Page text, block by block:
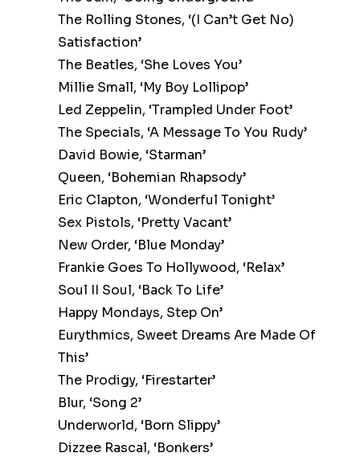
The Rolling Stones, ‘(I Can’t Get No)
Satisfaction’
The Beatles, ‘She Loves You’
Millie Small, ‘My Boy Lollipop’
Led Zeppelin, ‘Trampled Under Foot’
The Specials, ‘A Message To You Rudy’
David Bowie, ‘Starman’
Queen, ‘Bohemian Rhapsody’
Eric Clapton, ‘Wonderful Tonight’
Sex Pistols, ‘Pretty Vacant’
New Order, ‘Blue Monday’
Frankie Goes To Hollywood, ‘Relax’
Soul II Soul, ‘Back To Life’
Happy Mondays, Step On’
Eurythmics, Sweet Dreams Are Made Of
This’
The Prodigy, ‘Firestarter’
Blur, ‘Song 2’
Underworld, ‘Born Slippy’
Dizzee Rascal, ‘Bonkers’